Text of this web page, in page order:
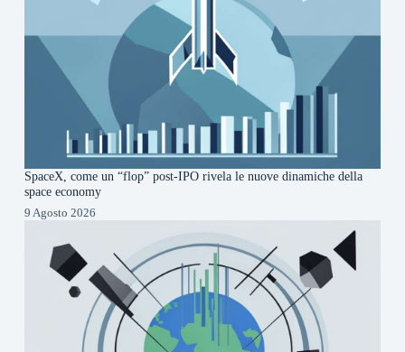
SpaceX, come un “flop” post-IPO rivela le nuove dinamiche della
space economy
9 Agosto 2026